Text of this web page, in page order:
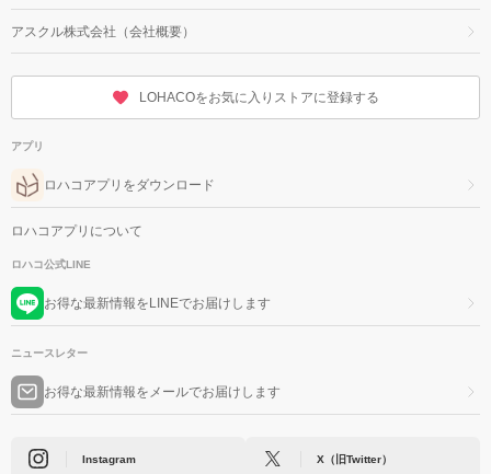
アスクル株式会社（会社概要）
LOHACOをお気に入りストアに登録する
アプリ
ロハコアプリをダウンロード
ロハコアプリについて
ロハコ公式LINE
お得な最新情報をLINEでお届けします
ニュースレター
お得な最新情報をメールでお届けします
Instagram X（旧Twitter）